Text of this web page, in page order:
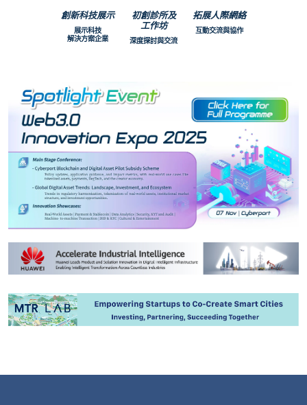
創新科技展示
展示科技
解決方案企業
初創診所及
工作坊
深度探討與交流
拓展人際網絡
互動交流與協作